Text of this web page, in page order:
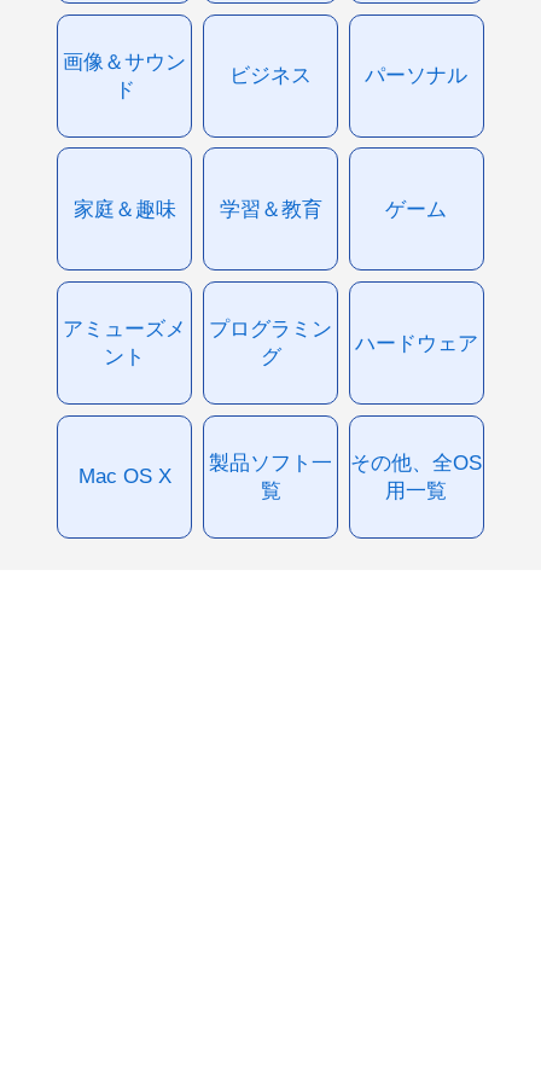
画像＆サウン
ド
ビジネス パーソナル
家庭＆趣味 学習＆教育 ゲーム
アミューズメ
ント
プログラミン
グ
ハードウェア
Mac OS X
製品ソフト一
覧
その他、全OS
用一覧